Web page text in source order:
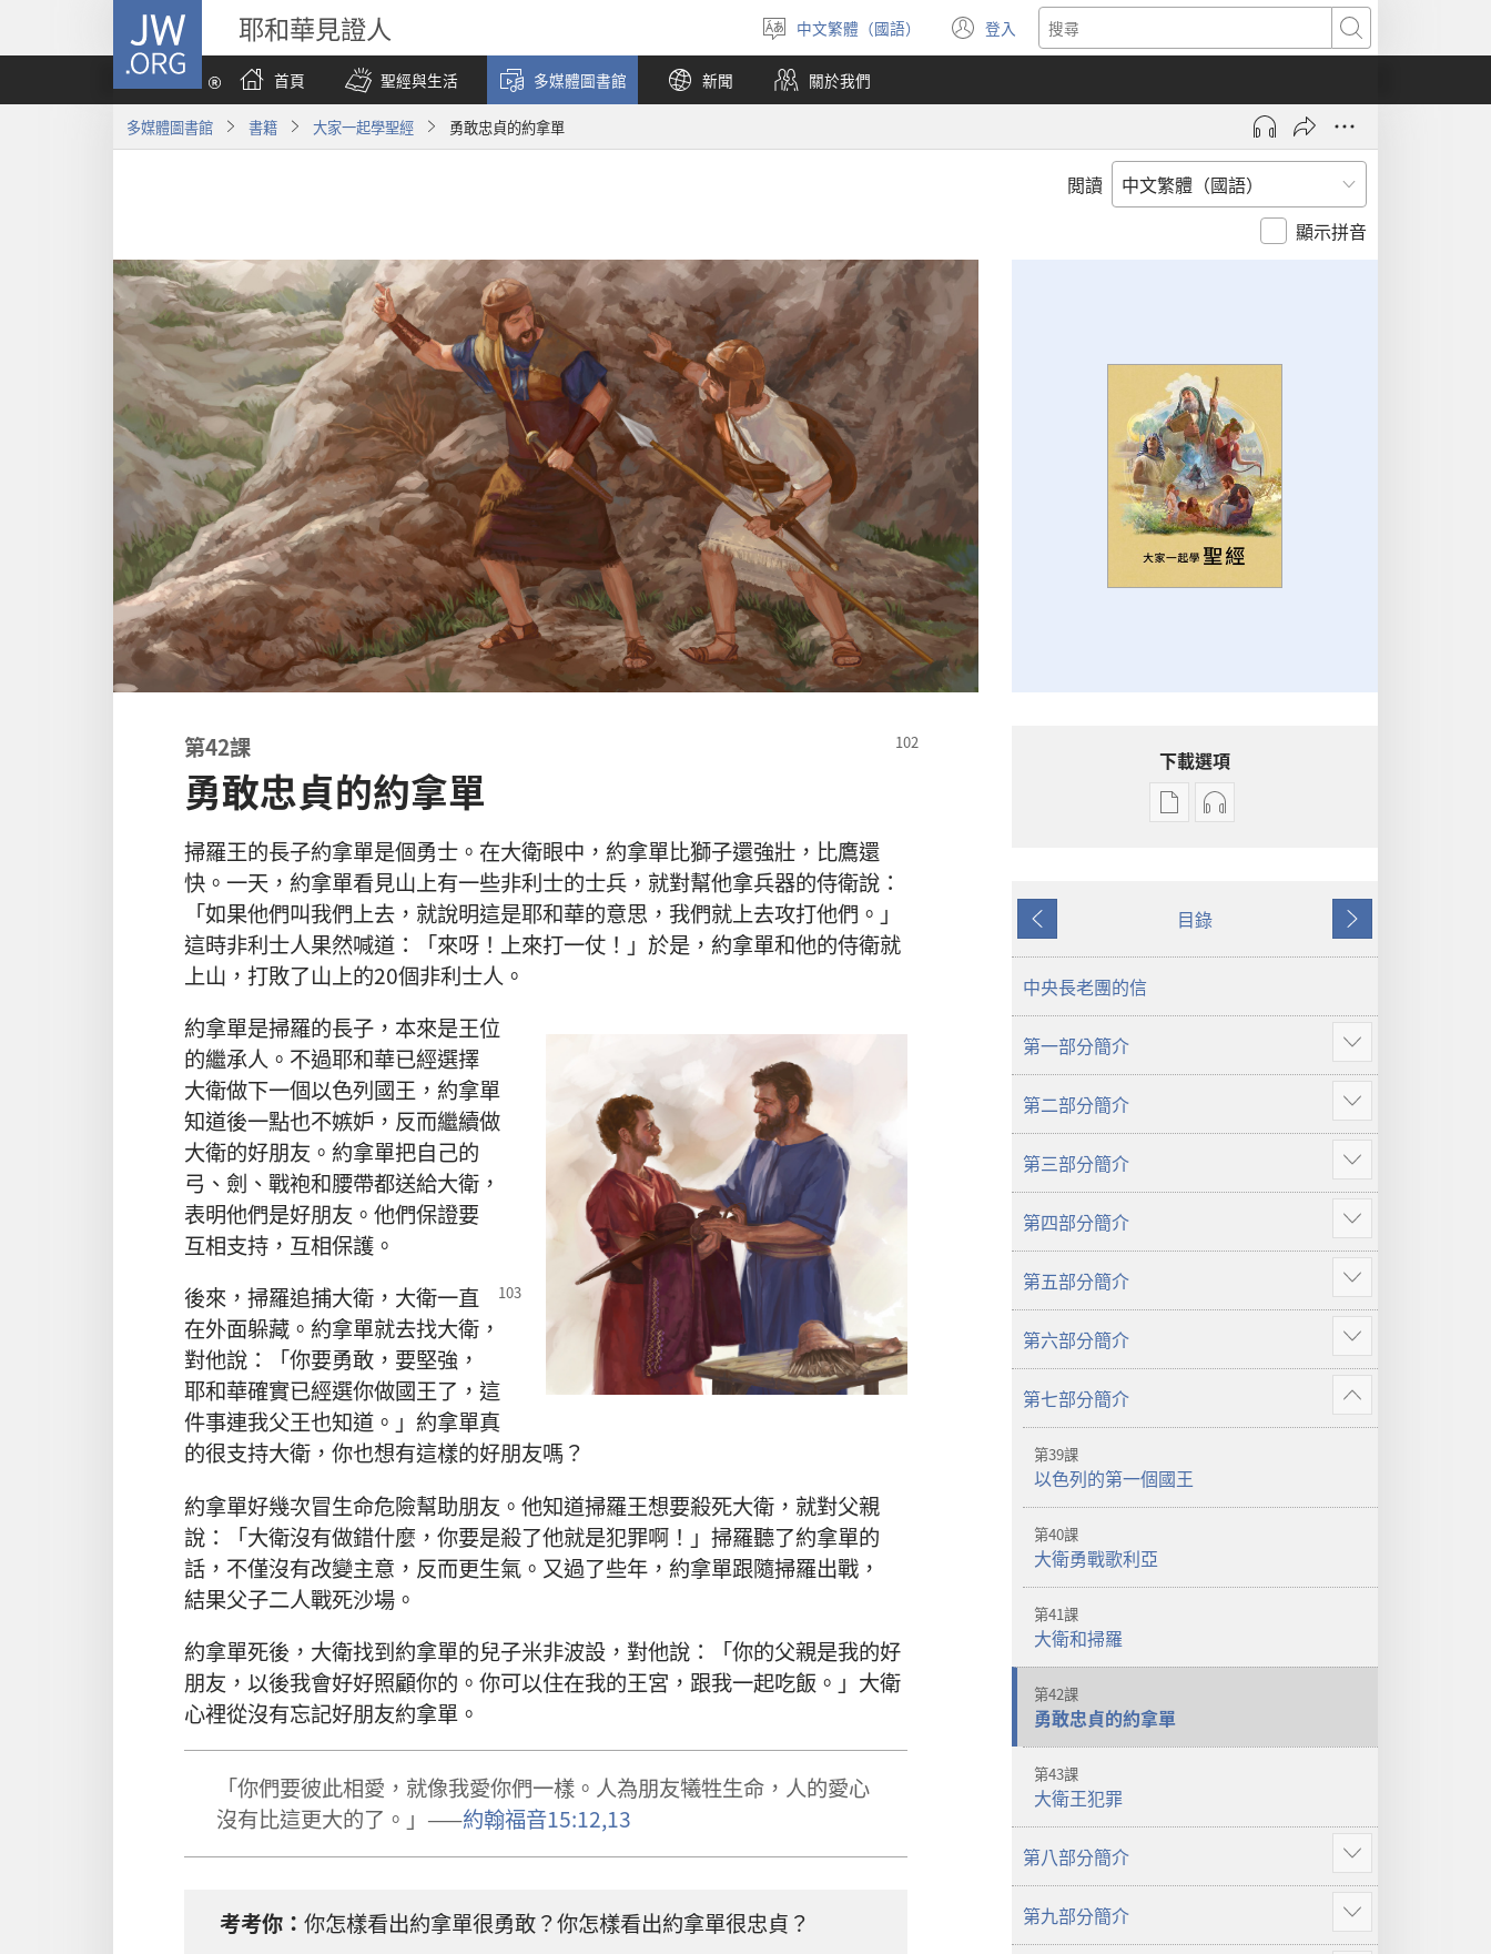
JW.ORG 耶和華見證人
選
擇
語
言
中文繁體（國語） 登入
（開
啟
視
搜
尋
首頁
聖經與生活 多媒體圖書館 新聞 關於我們
多媒體圖書館 書籍 大家一起學聖經 勇敢忠貞的約拿單
閲讀
顯示拼音
第42課
勇敢忠貞的約拿單
掃羅王的長子約拿單是個勇士 。 在大衛眼中 ， 約拿單比獅子還強壯 ， 比鷹還
快 。 一天 ， 約拿單看見山上有一些非利士的士兵 ， 就對幫他拿兵器的侍衛說 ：
「如果他們叫我們上去 ， 就說明這是耶和華的意思 ， 我們就上去攻打他們 。」
這時非利士人果然喊道 ：「來呀 ！ 上來打一仗 ！」 於是 ， 約拿單和他的侍衛就
上山 ， 打敗了山上的20個非利士人 。
約拿單是掃羅的長子 ， 本來是王位
的繼承人 。 不過耶和華已經選擇
大衛做下一個以色列國王 ， 約拿單
知道後一點也不嫉妒 ， 反而繼續做
大衛的好朋友 。 約拿單把自己的
弓 、 劍 、 戰袍和腰帶都送給大衛 ，
表明他們是好朋友 。 他們保證要
互相支持 ， 互相保護 。
後來 ， 掃羅追捕大衛 ， 大衛一直
在外面躲藏 。 約拿單就去找大衛 ，
對他說 ：「你要勇敢 ， 要堅強 ，
耶和華確實已經選你做國王了 ， 這
件事連我父王也知道 。」 約拿單真
的很支持大衛 ， 你也想有這樣的好朋友嗎 ？
約拿單好幾次冒生命危險幫助朋友 。 他知道掃羅王想要殺死大衛 ， 就對父親
說 ：「大衛沒有做錯什麼 ， 你要是殺了他就是犯罪啊 ！」 掃羅聽了約拿單的
話 ， 不僅沒有改變主意 ， 反而更生氣 。 又過了些年 ， 約拿單跟隨掃羅出戰 ，
結果父子二人戰死沙場 。
約拿單死後 ， 大衛找到約拿單的兒子米非波設 ， 對他說 ：「你的父親是我的好
朋友 ， 以後我會好好照顧你的 。 你可以住在我的王宮 ， 跟我一起吃飯 。」 大衛
心裡從沒有忘記好朋友約拿單 。
「你們要彼此相愛 ， 就像我愛你們一樣。 人為朋友犧牲生命， 人的愛心
沒有比這更大的了 。」——約翰福音15:12,13
考考你 ： 你怎樣看出約拿單很勇敢？你怎樣看出約拿單很忠貞 ？
下載選項
出
載
起
聖
音
學
經
上
一
頁
目錄
下
一
中央長老團的信
第一部分簡介
顯
示
更
多
第二部分簡介
顯
示
更
多
第三部分簡介
顯
示
更
多
第四部分簡介
顯
示
更
多
第五部分簡介
顯
示
更
多
第六部分簡介
顯
示
更
多
第七部分簡介
顯
示
第39課
以色列的第一個國王
第40課
大衛勇戰歌利亞
第41課
大衛和掃羅
第42課
勇敢忠貞的約拿單
第43課
大衛王犯罪
第八部分簡介
顯
示
更
多
第九部分簡介
顯